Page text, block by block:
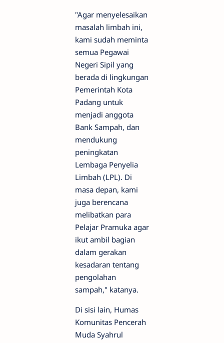
"Agar menyelesaikan
masalah limbah ini,
kami sudah meminta
semua Pegawai
Negeri Sipil yang
berada di lingkungan
Pemerintah Kota
Padang untuk
menjadi anggota
Bank Sampah, dan
mendukung
peningkatan
Lembaga Penyelia
Limbah (LPL). Di
masa depan, kami
juga berencana
melibatkan para
Pelajar Pramuka agar
ikut ambil bagian
dalam gerakan
kesadaran tentang
pengolahan
sampah," katanya.
Di sisi lain, Humas
Komunitas Pencerah
Muda Syahrul